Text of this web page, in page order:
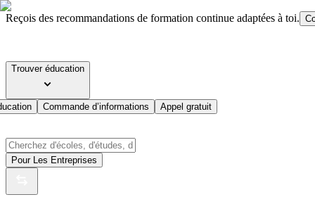
Reçois des recommandations de formation continue adaptées à toi.
Trouver éducation
Commande d’informations Appel gratuit
Pour Les Entreprises